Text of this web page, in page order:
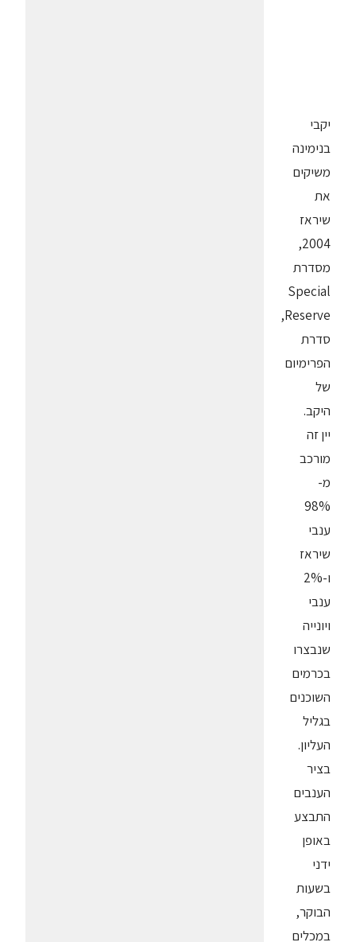
יקבי
בנימינה
משיקים
את
שיראז
2004,
מסדרת
Special
Reserve,
סדרת
הפרימיום
של
היקב.
יין זה
מורכב
מ-
98%
ענבי
שיראז
ו-2%
ענבי
ויונייה
שנבצרו
בכרמים
השוכנים
בגליל
העליון.
בציר
הענבים
התבצע
באופן
ידני
בשעות
הבוקר,
במכלים